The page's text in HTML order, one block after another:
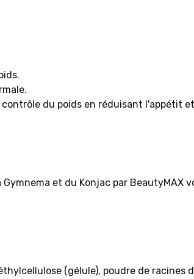
du poids en réduisant l'appétit
Gymnema et du Konjac par
(gélule), poudre de